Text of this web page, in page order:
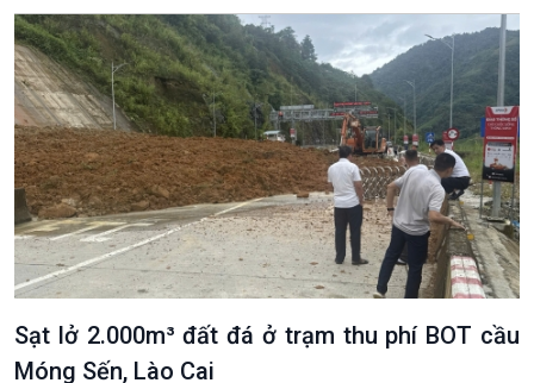
Sạt lở 2.000m³ đất đá ở trạm thu phí BOT cầu
Móng Sến, Lào Cai